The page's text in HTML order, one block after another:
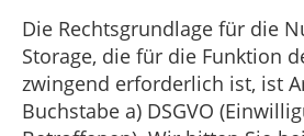
Die Rechtsgrundlage für die
Storage, die für die Funktion
zwingend erforderlich ist, ist
Buchstabe a) DSGVO